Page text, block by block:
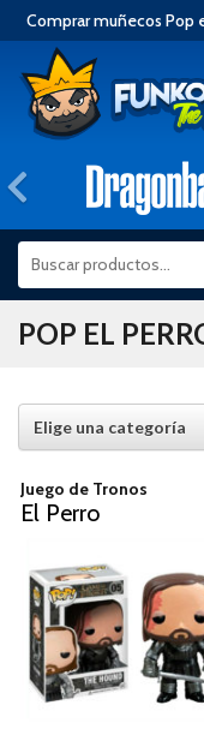
Comprar muñecos Pop
Anterior
POP EL
Elige una categoría
Juego de Tronos
El Perro